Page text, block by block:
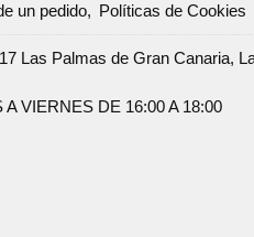
un pedido Políticas de Cookies
Las Palmas de Gran Canaria,
VIERNES DE 16:00 A 18:00